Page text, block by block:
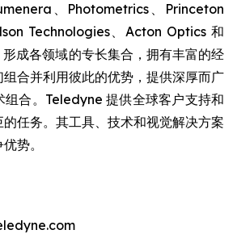
、Photometrics、Princeton
Technologies、Acton Optics 和
成各领域的专长集合，拥有丰富的经
合并利用彼此的优势，提供深厚而广
组合。Teledyne 提供全球客户支持和
任务。其工具、技术和视觉解决方案
势。